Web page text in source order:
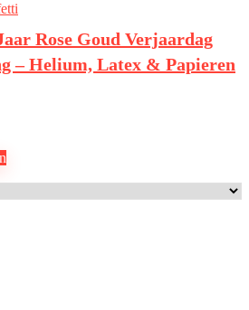
Rose Goud Verjaardag
– Helium, Latex & Papieren